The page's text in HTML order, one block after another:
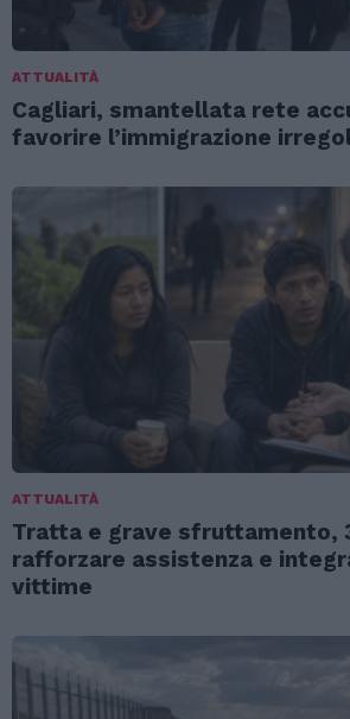
ATTUALITÀ
Cagliari, smantellata rete
favorire l’immigrazione
ATTUALITÀ
Tratta e grave sfruttamento,
rafforzare assistenza e
vittime